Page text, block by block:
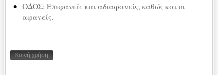
ΟΔΟΣ: Επιφανείς και αδιαφανείς, καθώς και οι
αφανείς.
Κοινή χρήση